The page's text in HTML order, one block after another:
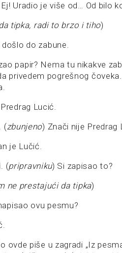
Uradio je više od… Od bilo
tipka, radi to brzo i tiho)
do zabune.
papir? Nema tu nikakve
privedem pogrešnog
Lucić.
(zbunjeno) Znači nije
je Lučić.
(pripravniku) Si zapisao to?
ne prestajući da tipka)
ovu pesmu?
ovde piše u zagradi „Iz